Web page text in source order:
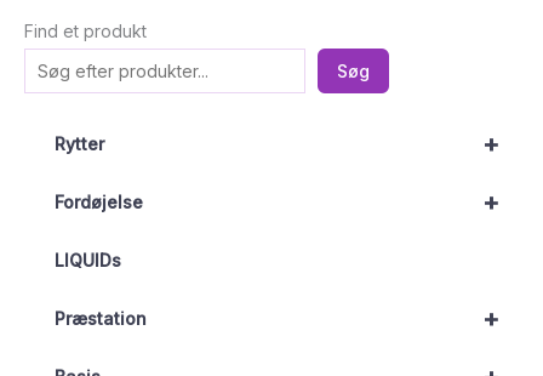
Find et produkt
Søg
+
Rytter
+
Fordøjelse
LIQUIDs
+
Præstation